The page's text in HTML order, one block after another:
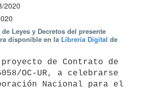
2020
Leyes y Decretos del presente
disponible en la Librería Digital de
OC-UR, a celebrarse
Nacional para el